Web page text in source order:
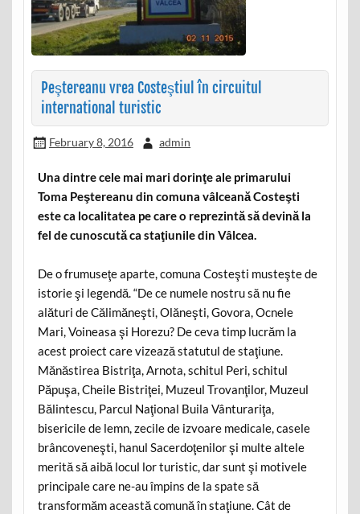
Peştereanu vrea Costeştiul în circuitul
international turistic
February 8, 2016 admin
Una dintre cele mai mari dorinţe ale primarului
Toma Peştereanu din comuna vâlceană Costeşti
este ca localitatea pe care o reprezintă să devină la
fel de cunoscută ca staţiunile din Vâlcea.
De o frumuseţe aparte, comuna Costeşti musteşte de
istorie şi legendă. “De ce numele nostru să nu fie
alături de Călimăneşti, Olăneşti, Govora, Ocnele
Mari, Voineasa şi Horezu? De ceva timp lucrăm la
acest proiect care vizează statutul de staţiune.
Mănăstirea Bistriţa, Arnota, schitul Peri, schitul
Păpuşa, Cheile Bistriţei, Muzeul Trovanţilor, Muzeul
Bălintescu, Parcul Naţional Buila Vânturariţa,
bisericile de lemn, zecile de izvoare medicale, casele
brâncoveneşti, hanul Sacerdoţenilor şi multe altele
merită să aibă locul lor turistic, dar sunt şi motivele
principale care ne-au împins de la spate să
transformăm această comună în staţiune. Cât de